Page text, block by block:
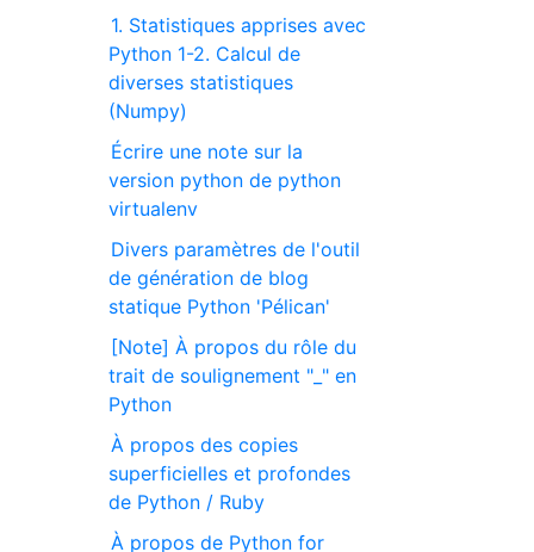
1. Statistiques apprises avec
Python 1-2. Calcul de
diverses statistiques
(Numpy)
Écrire une note sur la
version python de python
virtualenv
Divers paramètres de l'outil
de génération de blog
statique Python 'Pélican'
[Note] À propos du rôle du
trait de soulignement "_" en
Python
À propos des copies
superficielles et profondes
de Python / Ruby
À propos de Python for